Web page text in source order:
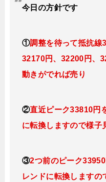
今日 の方針です
①調整を待って抵抗線
32170円、32200円、
動きがでれば売り
②直近ピーク33810円
に転換し ますので様子
③2つ前のピーク
レンドに転換し ますの